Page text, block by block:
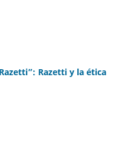
Razetti y la ética